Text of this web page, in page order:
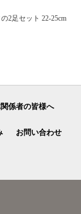
2足セット 22-25cm
係者の皆様へ
お問い合わせ